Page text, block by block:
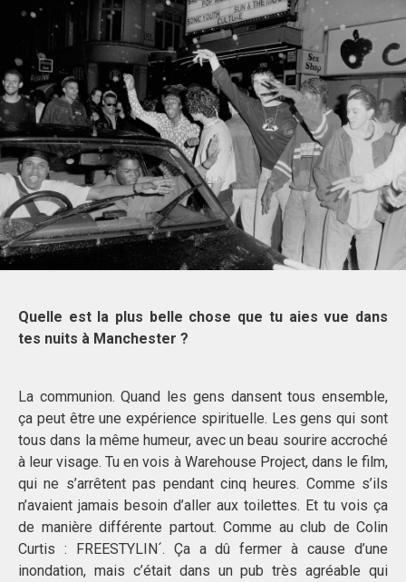
Quelle est la plus belle chose que tu aies vue dans
tes nuits à Manchester ?
La communion. Quand les gens dansent tous ensemble,
ça peut être une expérience spirituelle. Les gens qui sont
tous dans la même humeur, avec un beau sourire accroché
à leur visage. Tu en vois à Warehouse Project, dans le film,
qui ne s’arrêtent pas pendant cinq heures. Comme s’ils
n’avaient jamais besoin d’aller aux toilettes. Et tu vois ça
de manière différente partout. Comme au club de Colin
Curtis : FREESTYLIN´. Ça a dû fermer à cause d’une
inondation, mais c’était dans un pub très agréable qui